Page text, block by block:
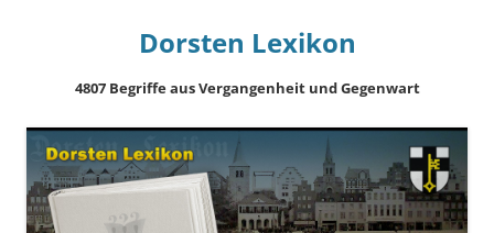
Dorsten Lexikon
4807 Begriffe aus Vergangenheit und Gegenwart